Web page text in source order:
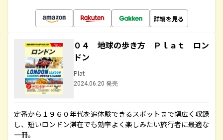
詳細を見る
０４ 地球の歩き方 Ｐｌａｔ ロン
ドン
Plat
2024.06.20 発売
定番から１９６０年代を追体験できるスポットまで幅広く収録
し、短いロンドン滞在でも効率よく楽しみたい旅行者に最適な
一冊。